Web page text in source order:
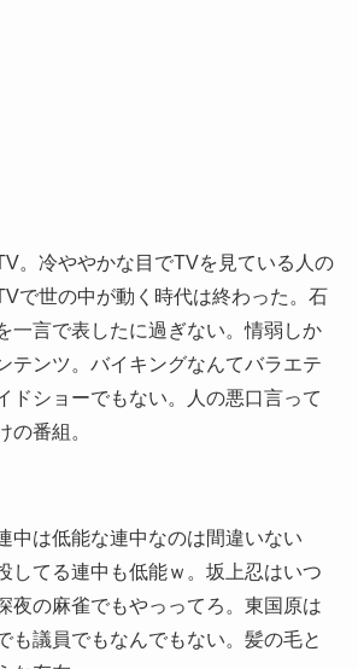
。冷ややかな目でTVを見ている人の
で世の中が動く時代は終わった。石
一言で表したに過ぎない。情弱しか
テンツ。バイキングなんてバラエテ
ドショーでもない。人の悪口言って
の番組。
中は低能な連中なのは間違いない
してる連中も低能ｗ。坂上忍はいつ
夜の麻雀でもやっってろ。東国原は
も議員でもなんでもない。髪の毛と